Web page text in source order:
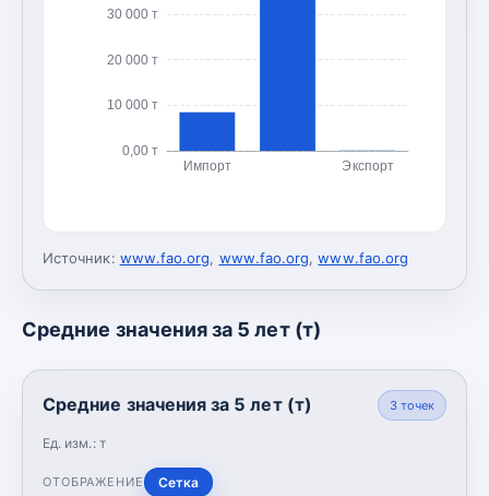
0,00 т
10 000 т
20 000 т
30 000 т
Импорт Экспорт
Источник: www.fao.org, www.fao.org,www.fao.org
Средние значения за 5 лет (т)
Средние значения за 5 лет (т)
Ед. изм.: т
3точек
ОТОБРАЖЕНИЕ Сетка